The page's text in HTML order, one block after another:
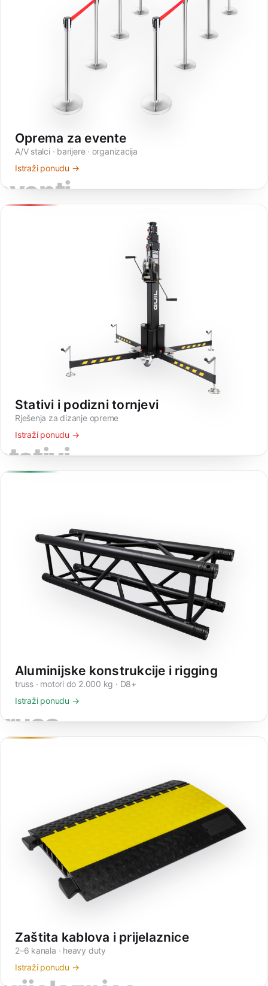
Oprema za evente
A/V stalci · barijere · organizacija
Istraži ponudu →
Stativi i podizni tornjevi
Rješenja za dizanje opreme
Istraži ponudu →
Aluminijske konstrukcije i rigging
truss · motori do 2.000 kg · D8+
Istraži ponudu →
Zaštita kablova i prijelaznice
2–6 kanala · heavy duty
Istraži ponudu →